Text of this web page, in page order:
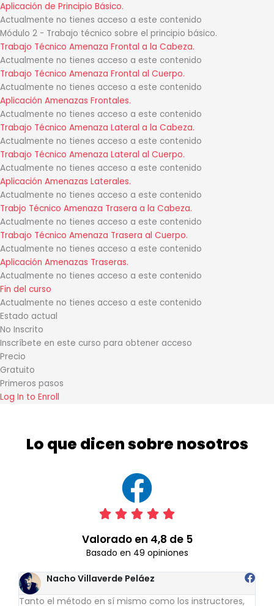
Aplicación de Principio Básico.
Actualmente no tienes acceso a este contenido
Módulo 2 - Trabajo técnico sobre el principio básico.
Trabajo Técnico Amenaza Frontal a la Cabeza.
Actualmente no tienes acceso a este contenido
Trabajo Técnico Amenaza Frontal al Cuerpo.
Actualmente no tienes acceso a este contenido
Aplicación Amenazas Frontales.
Actualmente no tienes acceso a este contenido
Trabajo Técnico Amenaza Lateral a la Cabeza.
Actualmente no tienes acceso a este contenido
Trabajo Técnico Amenaza Lateral al Cuerpo.
Actualmente no tienes acceso a este contenido
Aplicación Amenazas Laterales.
Actualmente no tienes acceso a este contenido
Trabjo Técnico Amenaza Trasera a la Cabeza.
Actualmente no tienes acceso a este contenido
Trabajo Técnico Amenaza Trasera al Cuerpo.
Actualmente no tienes acceso a este contenido
Aplicación Amenazas Traseras.
Actualmente no tienes acceso a este contenido
Fin del curso
Actualmente no tienes acceso a este contenido
Estado actual
No Inscrito
Inscríbete en este curso para obtener acceso
Precio
Gratuito
Primeros pasos
Log In to Enroll
Lo que dicen sobre nosotros
    
5
de
Valorado en 4,8 de 5
Basado en 49 opiniones
Nacho Villaverde Peláez
Tanto el método en sí mismo como los instructores,